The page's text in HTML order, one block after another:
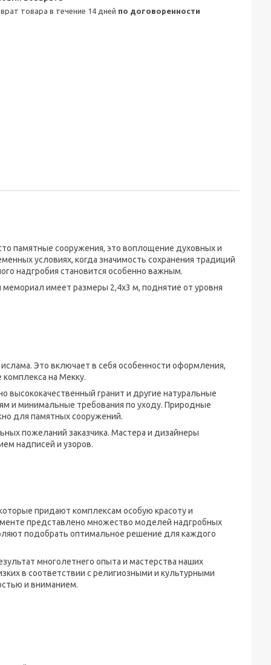
товара в течение 14 дней по договоренности
памятные сооружения, это воплощение духовных и
условиях, когда значимость сохранения традиций
надгробия становится особенно важным.
имеет размеры 2,4х3 м, поднятие от уровня
Это включает в себя особенности оформления,
комплекса на Мекку.
гранит и другие натуральные
и минимальные требования по уходу. Природные
для памятных сооружений.
пожеланий заказчика. Мастера и дизайнеры
надписей и узоров.
придают комплексам особую красоту и
представлено множество моделей надгробных
подобрать оптимальное решение для каждого
многолетнего опыта и мастерства наших
в соответствии с религиозными и культурными
и вниманием.